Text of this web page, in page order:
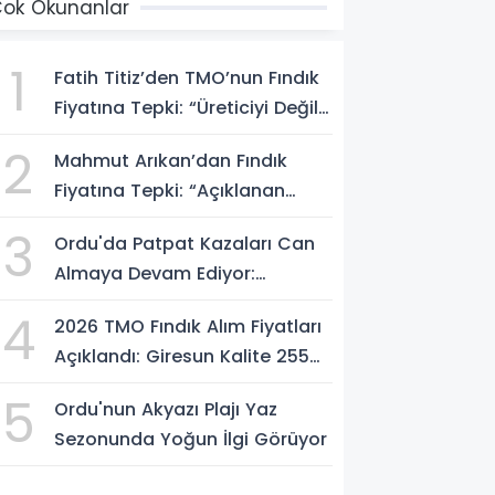
Okunanlar
1
Fatih Titiz’den TMO’nun Fındık
Fiyatına Tepki: “Üreticiyi Değil,
2
Mahmut Arıkan’dan Fındık
Fiyatına Tepki: “Açıklanan
3
Ordu'da Patpat Kazaları Can
Almaya Devam Ediyor:
Hayatını Kaybetti
4
2026 TMO Fındık Alım Fiyatları
Açıklandı: Giresun Kalite 255
5
Ordu'nun Akyazı Plajı Yaz
Sezonunda Yoğun İlgi Görüyor